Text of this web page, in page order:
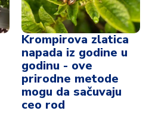
Krompirova zlatica
napada iz godine u
godinu - ove
prirodne metode
mogu da sačuvaju
ceo rod